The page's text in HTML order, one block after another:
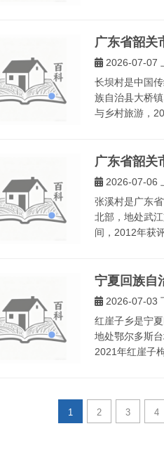
广东省韶关
2026-07-07
长坝村是中国
族自治县大桥
与乡村旅游，
广东省韶关
2026-07-06
张溪村是广东
北部，地处武
间，2012年获
宁夏回族自
2026-07-03
红崖子乡是宁
地处鄂尔多斯
2021年红崖子
1 2 3 4